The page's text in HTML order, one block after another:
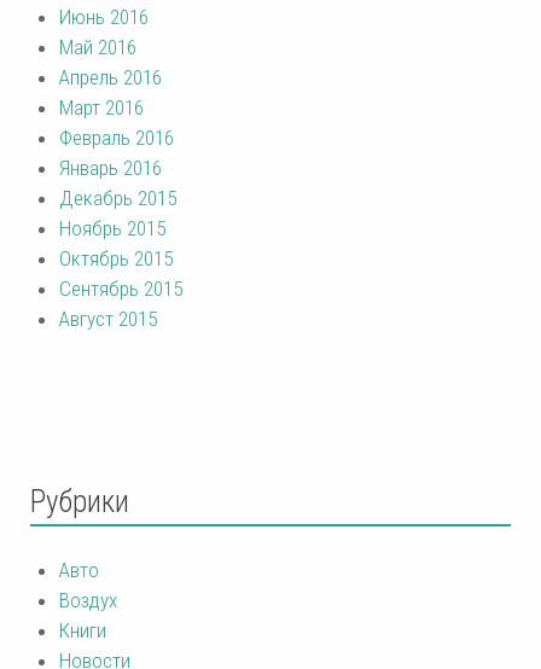
Июнь 2016
Май 2016
Апрель 2016
Март 2016
Февраль 2016
Январь 2016
Декабрь 2015
Ноябрь 2015
Октябрь 2015
Сентябрь 2015
Август 2015
Рубрики
Авто
Воздух
Книги
Новости